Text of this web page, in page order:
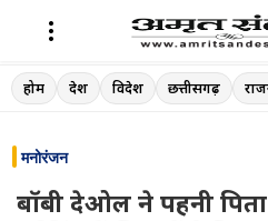
Skip
to
होम देश विदेश छत्तीसगढ़
मनोरंजन
बॉबी देओल ने पहनी पिता